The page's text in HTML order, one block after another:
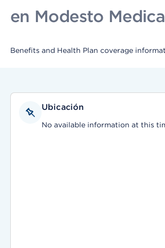
en Modesto
Benefits and Health Plan coverage
Ubicación
No available information at this